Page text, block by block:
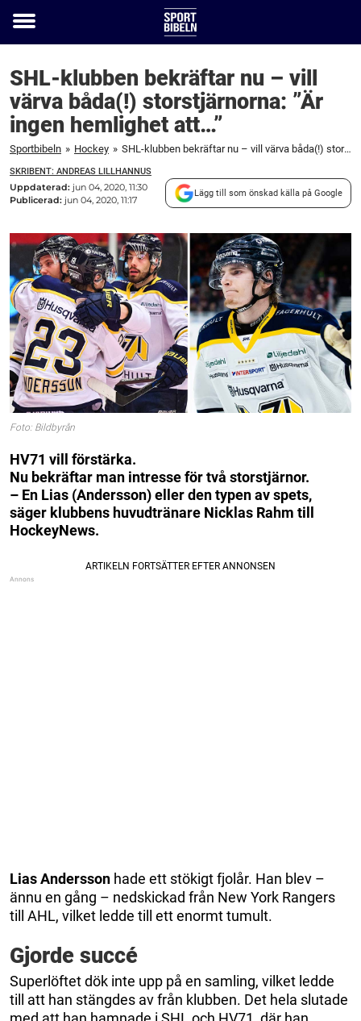
Toggle
SHL-klubben bekräftar nu – vill
värva båda(!) storstjärnorna: ”Är
ingen hemlighet att…”
Sportbibeln » Hockey » SHL-klubben bekräftar nu – vill värva båda(!) storstjärnorna: ”Är ingen hemlighet att...”
SKRIBENT: ANDREAS LILLHANNUS
Uppdaterad: jun 04, 2020, 11:30
Publicerad: jun 04, 2020, 11:17
Lägg till som önskad källa på Google
Foto: Bildbyrån
HV71 vill förstärka.
Nu bekräftar man intresse för två storstjärnor.
– En Lias (Andersson) eller den typen av spets,
säger klubbens huvudtränare Nicklas Rahm till
HockeyNews.
Lias Andersson hade ett stökigt fjolår. Han blev –
ännu en gång – nedskickad från New York Rangers
till AHL, vilket ledde till ett enormt tumult.
Gjorde succé
Superlöftet dök inte upp på en samling, vilket ledde
till att han stängdes av från klubben. Det hela slutade